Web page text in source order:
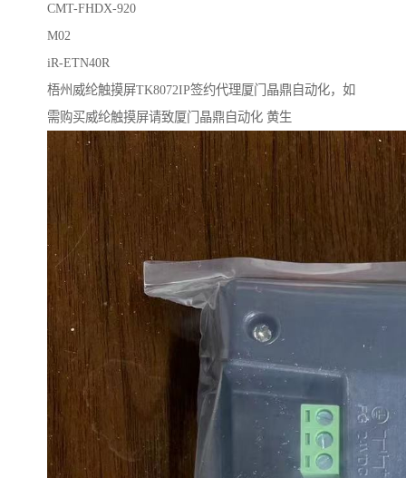
CMT-FHDX-920
M02
iR-ETN40R
梧州威纶触摸屏TK8072IP签约代理厦门晶鼎自动化，如
需购买威纶触摸屏请致厦门晶鼎自动化 黄生